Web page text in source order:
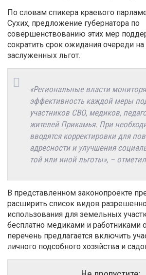
По словам спикера краевого
Сухих, предложение губернатора по
совершенствованию этих мер
сократить срок ожидания очереди на
заслуженных льгот.
«Региональные власти
эффективность каждой меры
участников СВО, медиков,
жителей Прикамья. При
вводятся корректировки для
адресности и улучшения
той или иной льготы», – отметил
В представленном законопроекте
расширить список видов
использования для земельных
бесплатно медиками и работниками
перечень предлагается включить
личного подсобного хозяйства и